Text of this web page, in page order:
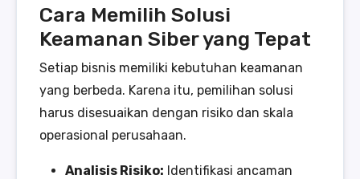
Cara Memilih Solusi
Keamanan Siber yang Tepat
Setiap bisnis memiliki kebutuhan keamanan
yang berbeda. Karena itu, pemilihan solusi
harus disesuaikan dengan risiko dan skala
operasional perusahaan.
Analisis Risiko: Identifikasi ancaman